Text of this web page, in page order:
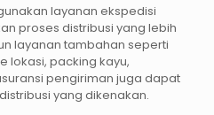
layanan ekspedisi
proses distribusi yang lebih
layanan tambahan seperti
lokasi, packing kayu,
pengiriman juga dapat
yang dikenakan.